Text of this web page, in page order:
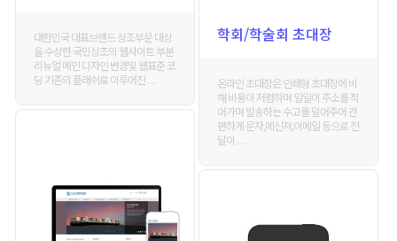
학회/학술회 초대장
온라인 초대장은 인쇄형 초대장에 비
해 비용이 저렴하며 일일이 주소를 적
어가며 발송하는 수고를 덜어주어 간
편하게 문자,메신져,이메일 등으로 전
달이 . . .
대한민국 대표브랜드 상조부문 대상
을 수상한 국민상조의 웹사이트 부분
리뉴얼 메인 디자인 변경및 웹표준 코
딩 기존의 플래쉬로 이루어진 . . .